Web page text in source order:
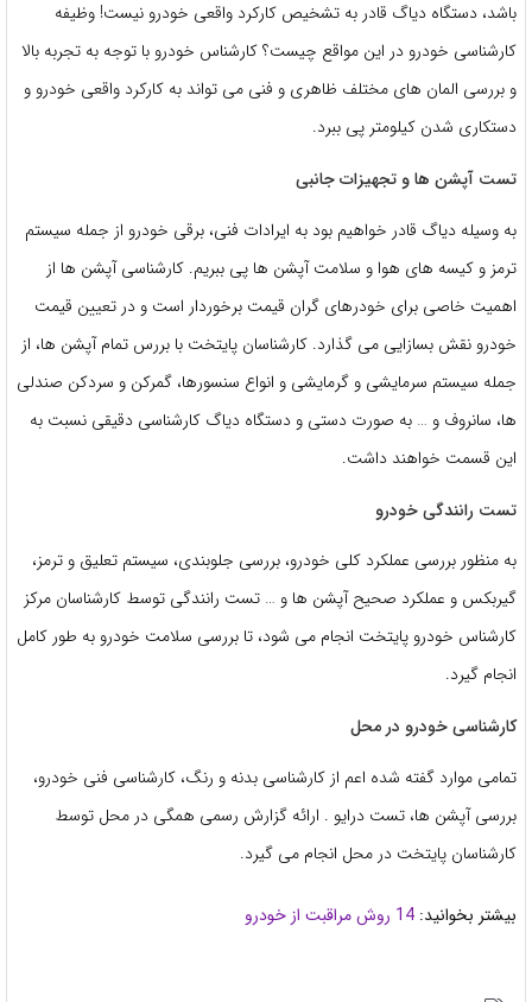
باشد، دستگاه دیاگ قادر به تشخیص کارکرد واقعی خودرو نیست! وظیفه
کارشناسی خودرو در این مواقع چیست؟ کارشناس خودرو با توجه به تجربه بالا
و بررسی المان های مختلف ظاهری و فنی می تواند به کارکرد واقعی خودرو و
دستکاری شدن کیلومتر پی ببرد.
تست آپشن ها و تجهیزات جانبی
به وسیله دیاگ قادر خواهیم بود به ایرادات فنی، برقی خودرو از جمله سیستم
ترمز و کیسه های هوا و سلامت آپشن ها پی ببریم. کارشناسی آپشن ها از
اهمیت خاصی برای خودرهای گران قیمت برخوردار است و در تعیین قیمت
خودرو نقش بسازایی می گذارد. کارشناسان پایتخت با بررس تمام آپشن ها، از
جمله سیستم سرمایشی و گرمایشی و انواع سنسورها، گمرکن و سردکن صندلی
ها، سانروف و … به صورت دستی و دستگاه دیاگ کارشناسی دقیقی نسبت به
این قسمت خواهند داشت.
تست رانندگی خودرو
به منظور بررسی عملکرد کلی خودرو، بررسی جلوبندی، سیستم تعلیق و ترمز،
گیربکس و عملکرد صحیح آپشن ها و … تست رانندگی توسط کارشناسان مرکز
کارشناس خودرو پایتخت انجام می شود، تا بررسی سلامت خودرو به طور کامل
انجام گیرد.
کارشناسی خودرو در محل
تمامی موارد گفته شده اعم از کارشناسی بدنه و رنگ، کارشناسی فنی خودرو،
بررسی آپشن ها، تست درایو . ارائه گزارش رسمی همگی در محل توسط
کارشناسان پایتخت در محل انجام می گیرد.
بیشتر بخوانید: 14 روش مراقبت از خودرو